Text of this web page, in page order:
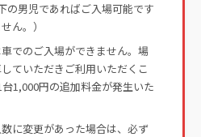
の男児であればご入場可能です
ん。）
でのご入場ができません。場
ていただきご利用いただくこ
1,000円の追加料金が発生いた
に変更があった場合は、必ず